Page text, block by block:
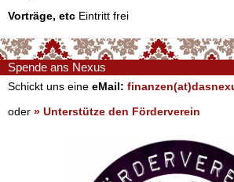
Vorträge, etc Eintritt frei
Spende ans Nexus
Schickt uns eine eMail:
oder » Unterstütze den Förderverein